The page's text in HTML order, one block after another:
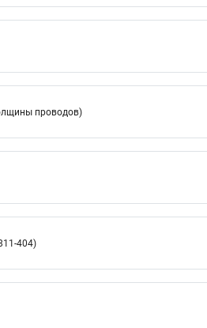
проводов)
404)